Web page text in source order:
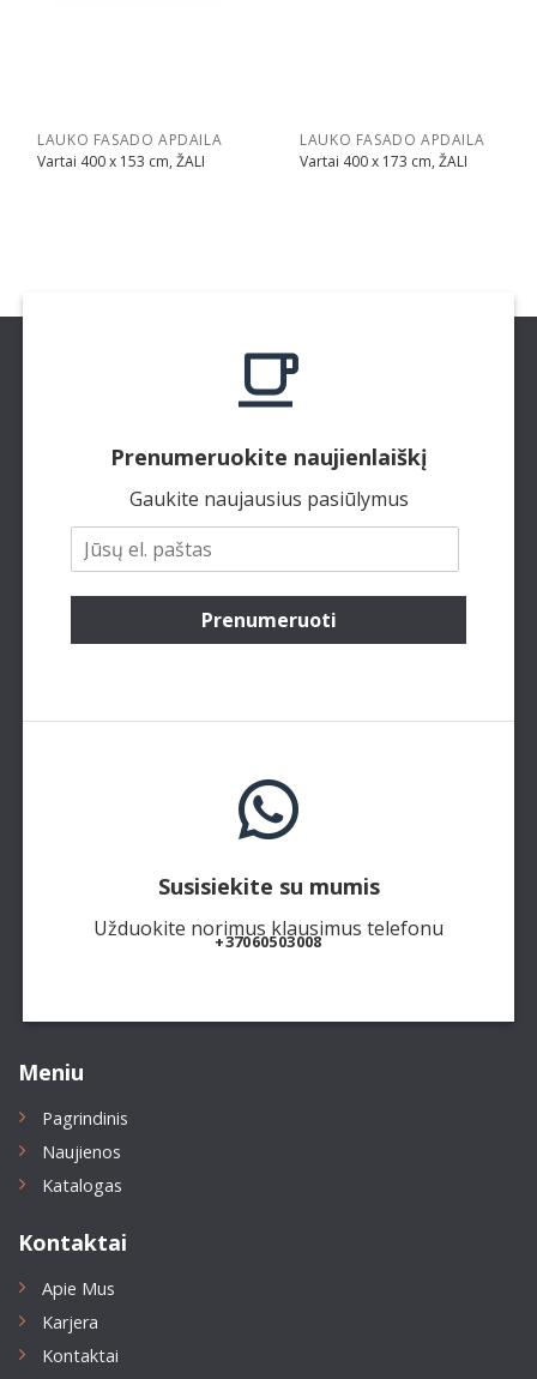
LAUKO FASADO APDAILA
Vartai 400 x 153 cm, ŽALI
LAUKO FASADO APDAILA
Vartai 400 x 173 cm, ŽALI
Prenumeruokite naujienlaiškį
Gaukite naujausius pasiūlymus
Prenumeruoti
Susisiekite su mumis
Užduokite norimus klausimus telefonu
+37060503008
Meniu
Pagrindinis
Naujienos
Katalogas
Kontaktai
Apie Mus
Karjera
Kontaktai